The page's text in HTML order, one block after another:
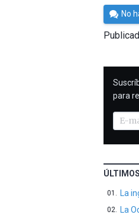
Por
César
Tomé
No
para
La
La